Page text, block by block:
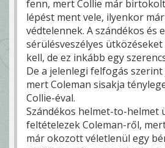
fenn, mert Collie már
lépést ment vele, ilyenkor
védtelennek. A szándékos és
sérülésveszélyes
kell, de ez inkább egy
De a jelenlegi felfogás
mert Coleman sisakja
Collie-éval.
Szándékos helmet-to-helmet
feltételezek Coleman-ről,
már okozott véletlenül egy